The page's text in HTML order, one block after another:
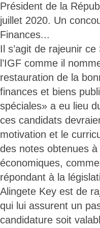
Président de la
juillet 2020. Un
Finances...
Il s’agit de rajeunir
l’IGF comme il
restauration de la
finances et biens
spéciales» a eu lieu
ces candidats
motivation et le
des notes obtenues
économiques,
répondant à la
Alingete Key est de
qui lui assurent un
candidature soit